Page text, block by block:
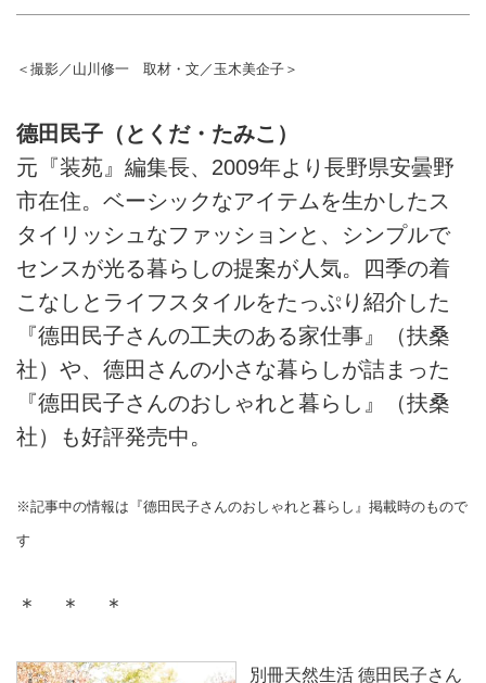
＜撮影／山川修一 取材・文／玉木美企子＞
德田民子（とくだ・たみこ）
元『装苑』編集長、2009年より長野県安曇野
市在住。ベーシックなアイテムを生かしたス
タイリッシュなファッションと、シンプルで
センスが光る暮らしの提案が人気。四季の着
こなしとライフスタイルをたっぷり紹介した
『德田民子さんの工夫のある家仕事』（扶桑
社）や、德田さんの小さな暮らしが詰まった
『德田民子さんのおしゃれと暮らし』（扶桑
社）も好評発売中。
※記事中の情報は『德田民子さんのおしゃれと暮らし』掲載時のもので
す
＊ ＊ ＊
別冊天然生活 德田民子さん